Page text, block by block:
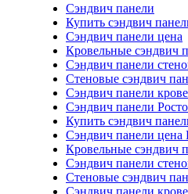
Сэндвич панели
Купить сэндвич
Сэндвич панели цена
Кровельные сэндвич
Сэндвич панели
Стеновые сэндвич
Сэндвич панели
Сэндвич панели
Купить сэндвич
Сэндвич панели цена
Кровельные сэндвич
Сэндвич панели
Стеновые сэндвич
Сэндвич панели